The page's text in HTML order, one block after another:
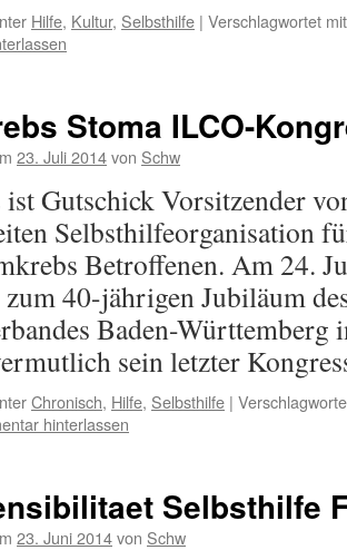
Hilfe, Kultur, Selbsthilfe | Verschlagwortet mit
Stoma ILCO-
23. Juli 2014von Schw
ist Gutschick Vorsitzender
Selbsthilfeorganisation
Betroffenen. Am 24.
zum 40-jährigen Jubiläum
Baden-Württemberg
sein letzter
Chronisch, Hilfe, Selbsthilfe |
hinterlassen
Selbsthilfe
23. Juni 2014von Schw